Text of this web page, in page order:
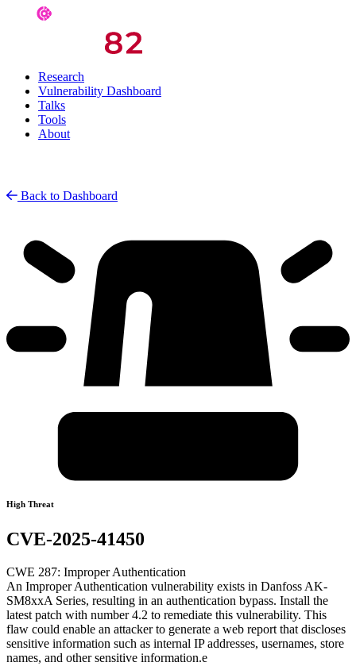
Research
Vulnerability Dashboard
Talks
Tools
About
Back to Dashboard
High Threat
CVE-2025-41450
CWE 287: Improper Authentication
An Improper Authentication vulnerability exists in Danfoss AK-
SM8xxA Series, resulting in an authentication bypass. Install the
latest patch with number 4.2 to remediate this vulnerability. This
flaw could enable an attacker to generate a web report that discloses
sensitive information such as internal IP addresses, usernames, store
names, and other sensitive information.e